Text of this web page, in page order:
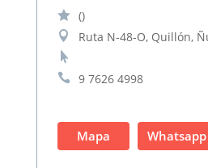
 ()
 Ruta N-48-O, Quillón,


9 7626 4998
Mapa Whatsapp